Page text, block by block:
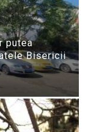
putea
Bisericii